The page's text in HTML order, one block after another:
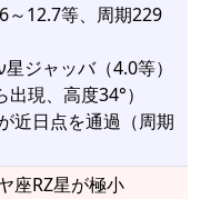
～12.7等、周期229
ジャッバ（4.0等）
現、高度34°）
近日点を通過（周期
座RZ星が極小